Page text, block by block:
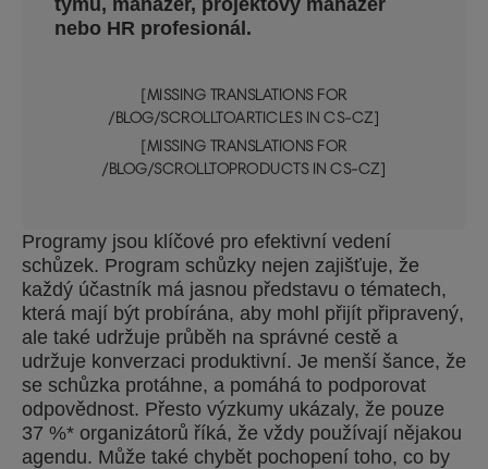
týmu, manažer, projektový manažer
nebo HR profesionál.
[MISSING TRANSLATIONS FOR
/BLOG/SCROLLTOARTICLES IN CS-CZ]
[MISSING TRANSLATIONS FOR
/BLOG/SCROLLTOPRODUCTS IN CS-CZ]
Programy jsou klíčové pro efektivní vedení
schůzek. Program schůzky nejen zajišťuje, že
každý účastník má jasnou představu o tématech,
která mají být probírána, aby mohl přijít připravený,
ale také udržuje průběh na správné cestě a
udržuje konverzaci produktivní. Je menší šance, že
se schůzka protáhne, a pomáhá to podporovat
odpovědnost. Přesto výzkumy ukázaly, že pouze
37 %* organizátorů říká, že vždy používají nějakou
agendu. Může také chybět pochopení toho, co by